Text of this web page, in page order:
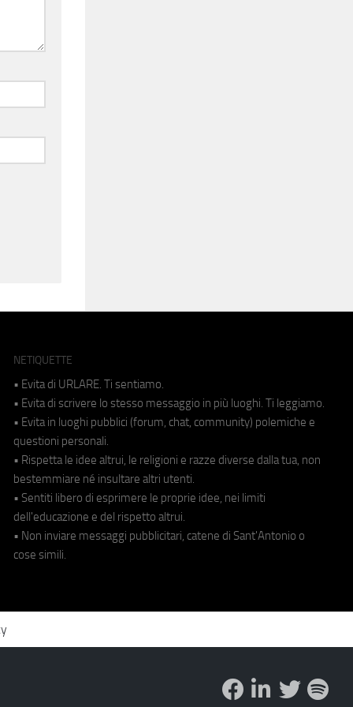
NETIQUETTE
• Evita di URLARE. Ti sentiamo.
• Evita di scrivere lo stesso messaggio in più luoghi. Ti leggiamo.
• Evita in luoghi pubblici (forum, chat, community) polemiche e
questioni personali.
• Rispetta le idee altrui, le religioni e razze diverse dalla tua, non
bestemmiare né insultare altri utenti.
• Sentiti libero di esprimere le proprie idee, nei limiti
dell'educazione e del rispetto altrui.
• Non inviare messaggi pubblicitari, catene di Sant'Antonio o
cose simili.